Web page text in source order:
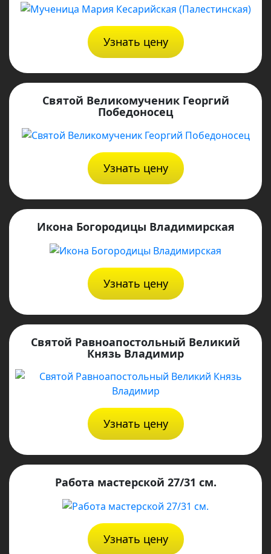
Узнать цену
Святой Великомученик Георгий
Победоносец
Узнать цену
Икона Богородицы Владимирская
Узнать цену
Святой Равноапостольный Великий
Князь Владимир
Узнать цену
Работа мастерской 27/31 см.
Узнать цену